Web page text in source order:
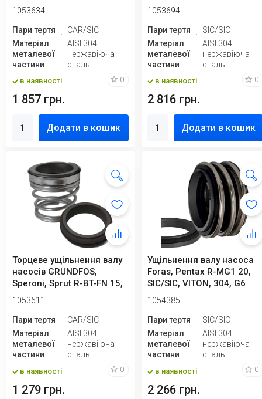
1053634
Пари тертя
CAR/SIC
Матеріал
металевої
частини
AISI 304
нержавіюча
сталь
в наявності 0
1 857 грн.
Додати в кошик
1053694
Пари тертя
SIC/SIC
Матеріал
металевої
частини
AISI 304
нержавіюча
сталь
в наявності 0
2 816 грн.
Додати в кошик
Торцеве ущільнення валу
насосів GRUNDFOS,
Speroni, Sprut R-BT-FN 15,
CAR/SIC,...
1053611
Пари тертя
CAR/SIC
Матеріал
металевої
частини
AISI 304
нержавіюча
сталь
в наявності 0
1 279 грн.
Ущільнення валу насоса
Foras, Pentax R-MG1 20,
SIC/SIC, VITON, 304, G6
1054385
Пари тертя
SIC/SIC
Матеріал
металевої
частини
AISI 304
нержавіюча
сталь
в наявності 0
2 266 грн.